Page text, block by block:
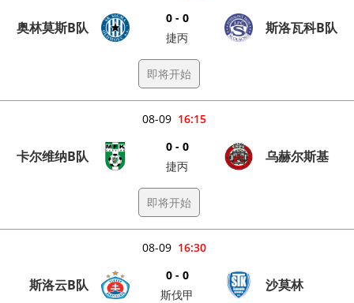
奥林莫斯B队
0 - 0
捷丙
斯洛瓦科B队
即将开始
16:15
08-09
卡尔维纳B队
0 - 0
捷丙
乌赫尔斯基
即将开始
16:30
08-09
斯洛云B队
0 - 0
斯伐甲
沙莫林